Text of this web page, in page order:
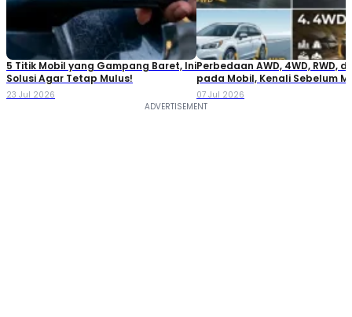
5 Titik Mobil yang Gampang Baret, Ini
Solusi Agar Tetap Mulus!
23 Jul 2026
Perbedaan AWD, 4WD, RWD,
pada Mobil, Kenali Sebelum
07 Jul 2026